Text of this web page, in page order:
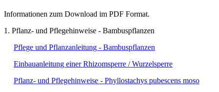
Informationen zum Download im PDF Format.
1. Pflanz- und Pflegehinweise - Bambuspflanzen
Pflege und Pflanzanleitung - Bambuspflanzen
Einbauanleitung einer Rhizomsperre / Wurzelsperre
Pflanz- und Pflegehinweise - Phyllostachys pubescens moso